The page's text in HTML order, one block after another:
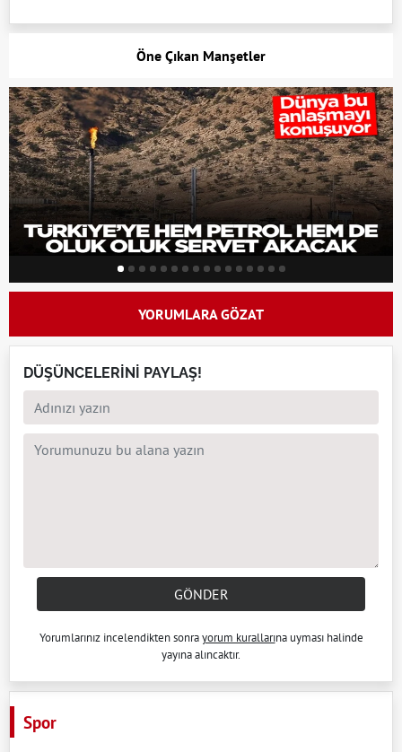
Öne Çıkan Manşetler
YORUMLARA GÖZAT
DÜŞÜNCELERİNİ PAYLAŞ!
GÖNDER
Yorumlarınız incelendikten sonrayorum kurallarına uyması halinde
yayına alıncaktır.
Spor